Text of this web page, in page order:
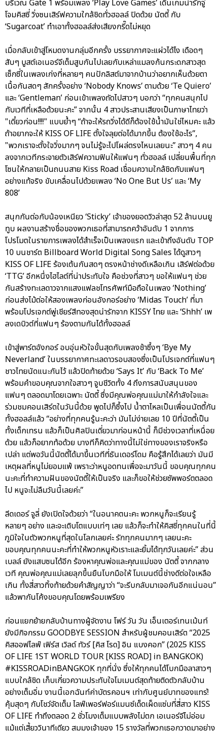
บริเวณ Gate 1 พร้อมเพลง ‘Play Love Games’ เดินเกมน่ารักจู่
โจมคิสซี่ วิ่งซนเสิร์ฟความใกล้ชิดทั่วฮอลล์ ปิดด้วย นัตตี้ กับ
‘Sugarcoat’ ทำเอาทั้งฮอลล์ส่งเสียงกรี๊ดไม่หยุด
เมื่อกลับเข้าสู่โหมดงานกลุ่มอีกครั้ง บรรยากาศจะแผ่วได้ไง เดือดๆ
สับๆ บูสต์เอเนอร์จีเต็มสูบกันไปเลยกับเหล่าแมลงก้นกระดกสาวสุด
เซ็กซี่ในเพลงเก่งที่หลายๆ คนปักลิสต์มาจากบ้านว่าอยากเห็นด้วยตา
เนื้อกันสดๆ สักครั้งอย่าง ‘Nobody Knows’ ตามด้วย ‘Te Quiero’
และ ‘Gentleman’ ก่อนเข้าเพลงถัดไปสาวๆ บอกว่า “ทุกคนสนุกไป
กับเวทีที่เหลือด้วยนะคะ” จากนั้น 4 สาวประสานเสียงเป็นภาษาไทยว่า
"เดี๋ยวก่อน!!!!" แบบย้ำๆ “ถ้าจะให้รถวิ่งได้ดีก็ต้องใช้น้ำมันใช่ไหมคะ แล้ว
ถ้าอยากจะให้ KISS OF LIFE ตั้งใจลุยต่อได้มากขึ้น ต้องใช้อะไร”,
"พวกเราจะตั้งใจวิ่งมากๆ จนไม่รู้จะไปโผล่ตรงไหนเลยนะ” สาวๆ 4 คน
ลงจากเวทีกระจายตัวเสิร์ฟความฟินให้แฟนๆ ทั่วฮอลล์ เปลี่ยนพื้นที่ทุก
โซนให้กลายเป็นถนนสาย Kiss Road เชื่อมความใกล้ชิดกับแฟนๆ
อย่างแท้จริง ขับเคลื่อนไปด้วยเพลง ‘No One But Us’ และ ‘My
808’
สนุกกันต่อกับน้องเหนียว ‘Sticky’ เจ้าของยอดวิวล่าสุด 52 ล้านบนยู
ทูบ ผลงานสร้างชื่อของพวกเธอที่สามารถคว้าอันดับ 1 จากการ
โปรโมตในรายการเพลงได้สำเร็จเป็นเพลงแรก และเข้าถึงอันดับ TOP
10 บนชาร์ต Billboard World Digital Song Sales ได้ดูสาวๆ
KISS OF LIFE ร้องเต้นกันสดๆ ตรงหน้าช่างดีเหลือเกิน เสิร์ฟต่อด้วย
‘TTG’ อีกหนึ่งไฮไลต์ที่น่าประทับใจ คือช่วงที่สาวๆ ขอให้แฟนๆ ช่วย
กันสร้างทะเลดาวจากแสงแฟลชโทรศัพท์มือถือในเพลง ‘Nothing’
ก่อนส่งไม้ต่อให้สองเพลงก่อนอังกอร์อย่าง ‘Midas Touch’ ที่มา
พร้อมโปรเจกต์พู่เชียร์สีทองสุดน่ารักจาก KISSY ไทย และ ‘Shhh’ เพ
ลงเดบิวต์ที่แฟนๆ ร้องตามกันได้ทั้งฮอลล์
เข้าสู่พาร์ตอังกอร์ อบอุ่นหัวใจขั้นสุดกับเพลงช้าซึ้งๆ ‘Bye My
Neverland’ ในบรรยากาศทะเลดาวรอบสองซึ่งเป็นโปรเจกต์ที่แฟนๆ
ชาวไทยนัดแนะกันไว้ แล้วปิดท้ายด้วย ‘Says It’ กับ ‘Back To Me’
พร้อมคำขอบคุณจากใจสาวๆ จูบชีวิตทั้ง 4 ถึงการสนับสนุนของ
แฟนๆ ตลอดมาโดยเฉพาะ นัตตี้ ซึ่งมีคุณพ่อคุณแม่มาให้กำลังใจและ
ร่วมชมคอนเสิร์ตในวันนี้ด้วย พูดไปก็ซึ้งไป น้ำตาไหลเป็นเพื่อนนัตตี้กัน
ทั้งฮอลล์แล้ว “อย่างที่ทุกคนรู้นะคะว่า มันไม่ง่ายเลย 10 ปีที่นัตตี้เป็น
ทั้งเด็กเทรน แล้วก็เป็นศิลปินเดี่ยวมาก่อนหน้านี้ ก็มีช่วงเวลาที่เหนื่อย
ด้วย แล้วก็อยากท้อด้วย บางทีก็คิดว่าทางนี้ไม่ใช่ทางของเราจริงหรือ
เปล่า แต่พอวันนี้นัตตี้ได้มาขึ้นเวทีที่ธันเดอร์โดม คือรู้สึกได้เลยว่า มันมี
เหตุผลที่หนูไม่ยอมแพ้ เพราะว่าหนูอดทนเพื่อจะมาวันนี้ ขอบคุณทุกคน
นะคะที่ทำความฝันของนัตตี้ให้เป็นจริง และก็ขอให้ช่วยซัพพอร์ตตลอด
ไป หนูจะไม่ลืมวันนี้เลยค่ะ”
ลีดเดอร์ จูลี่ ยังเปิดใจด้วยว่า “ในอนาคตนะคะ พวกหนูก็จะเรียนรู้
หลายๆ อย่าง และจะเติบโตแบบเท่ๆ เลย แล้วก็จะทำให้คิสซี่ทุกคนในที่นี้
ภูมิใจในตัวพวกหนูที่สุดในโลกเลยค่ะ รักทุกคนมากๆ เลยนะคะ
ขอบคุณทุกคนนะคะที่ทำให้พวกหนูหัวเราะและยิ้มได้ทุกวันเลยค่ะ” ส่วน
เบลล์ ยังแสบซนได้อีก ร้องหาคุณพ่อและคุณแม่ของ นัตตี้ จากกลาง
เวที คุณพ่อคุณแม่เลยลุกขึ้นยืนโบกมือให้ โมเมนต์นี้ช่างดีต่อใจเหลือ
เกิน ทั้งสี่สาวทิ้งท้ายด้วยคำสัญญาว่า “จะรีบกลับมาเจอกันอีกแน่นอน”
แล้วพากันโค้งขอบคุณโดยพร้อมเพรียง
ก่อนแยกย้ายกลับบ้านทางผู้จัดงาน โฟร์ วัน วัน เอ็นเตอร์เทนเม้นท์
ยังมีกิจกรรม GOODBYE SESSION สำหรับผู้ชมคอนเสิร์ต “2025
คิสออฟไลฟ์ เฟิร์ส เวิลด์ ทัวร์ [คิส โรด] อิน แบงคอก” (2025 KISS
OF LIFE 1ST WORLD TOUR [KISS ROAD] in BANGKOK)
#KISSROADinBANGKOK ทุกที่นั่ง ซึ่งให้ทุกคนได้โบกมือลาสาวๆ
แบบใกล้ชิด เก็บเกี่ยวความประทับใจโมเมนต์สุดท้ายติดตัวกลับบ้าน
อย่างเต็มอิ่ม งานนี้เอกฉันท์ค่าบัตรคอนฯ เท่ากับศูนย์บาทของแทร่!
คุ้มสุดๆ กับโชว์จัดเต็ม ไลฟ์เพอร์ฟอร์แมนซ์เด็ดเผ็ดแซ่บที่สี่สาว KISS
OF LIFE ทำถึงตลอด 2 ชั่วโมงเต็มแบบพลังไม่ตก เอเนอร์จีไม่อ่อม
แม้แต่เสี้ยววินาทีเดียว สมมงเจ้าของ 15 รางวัลที่พวกเธอกวาดมาอย่าง